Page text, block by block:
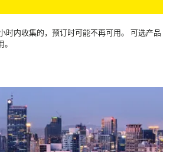
时内收集的，预订时可能不再可用。 可选产品